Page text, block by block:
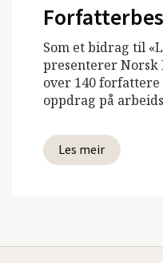
Som et bidrag til
presenterer Norsk
over 140
oppdrag på
Les meir